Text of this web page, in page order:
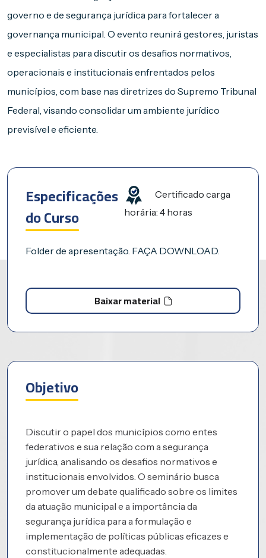
governo e de segurança jurídica para fortalecer a
governança municipal. O evento reunirá gestores, juristas
e especialistas para discutir os desafios normativos,
operacionais e institucionais enfrentados pelos
municípios, com base nas diretrizes do Supremo Tribunal
Federal, visando consolidar um ambiente jurídico
previsível e eficiente.
Especificações
do Curso
Certificado carga
horária: 4 horas
Folder de apresentação. FAÇA DOWNLOAD.
Baixar material
Objetivo
Discutir o papel dos municípios como entes
federativos e sua relação com a segurança
jurídica, analisando os desafios normativos e
institucionais envolvidos. O seminário busca
promover um debate qualificado sobre os limites
da atuação municipal e a importância da
segurança jurídica para a formulação e
implementação de políticas públicas eficazes e
constitucionalmente adequadas.